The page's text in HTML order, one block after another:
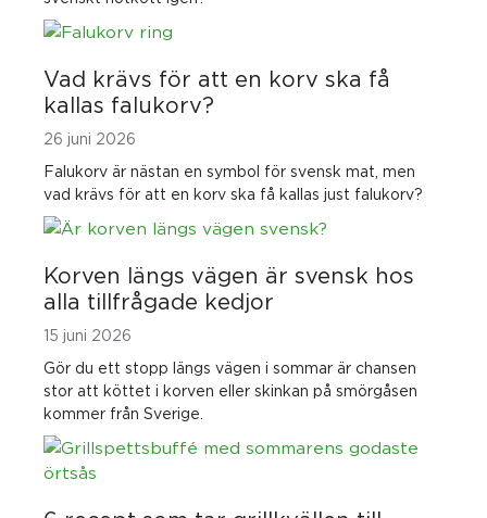
Vad krävs för att en korv ska få
kallas falukorv?
26 juni 2026
Falukorv är nästan en symbol för svensk mat, men
vad krävs för att en korv ska få kallas just falukorv?
Korven längs vägen är svensk hos
alla tillfrågade kedjor
15 juni 2026
Gör du ett stopp längs vägen i sommar är chansen
stor att köttet i korven eller skinkan på smörgåsen
kommer från Sverige.